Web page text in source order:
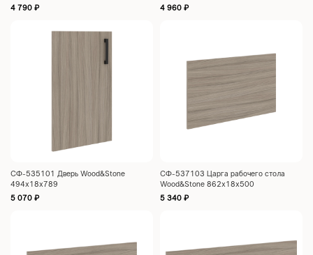
4 790 ₽
4 960 ₽
СФ-535101 Дверь Wood&Stone
494х18х789
5 070 ₽
СФ-537103 Царга рабочего стола
Wood&Stone 862х18х500
5 340 ₽